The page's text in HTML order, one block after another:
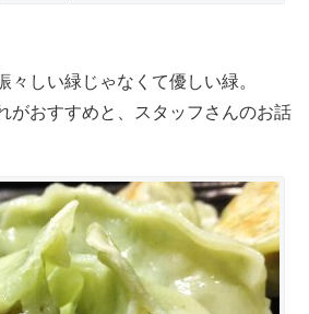
々しい緑じゃなくて優しい緑。
がおすすめと、スタッフさんのお話